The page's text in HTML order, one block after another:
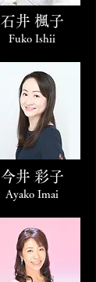
石井 楓子
Fuko Ishii
今井 彩子
Ayako Imai